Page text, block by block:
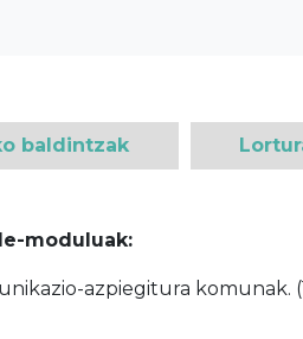
baldintzak
moduluak:
azpiegitura komunak.